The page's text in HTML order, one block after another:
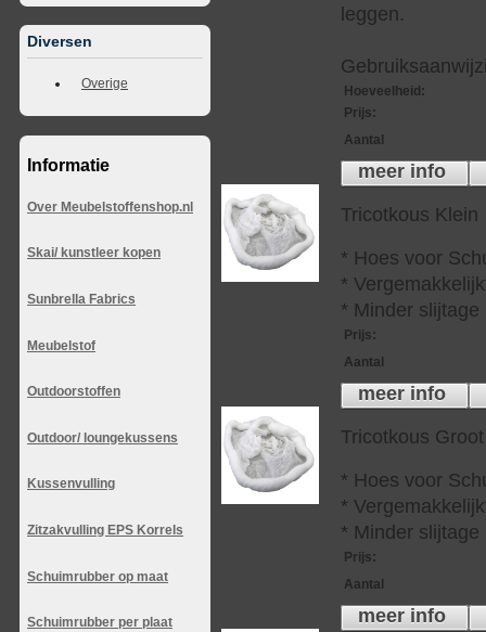
Diversen
Overige
Informatie
Over Meubelstoffenshop.nl
Skai/ kunstleer kopen
Sunbrella Fabrics
Meubelstof
Outdoorstoffen
Outdoor/ loungekussens
Kussenvulling
Zitzakvulling EPS Korrels
Schuimrubber op maat
Schuimrubber per plaat
leggen.
Hoeveelheid :
Prijs:
Aantal
meer info
Tricotkous Klein
* Hoes voor
*
* Minder slijtage
Prijs:
Aantal
meer info
Tricotkous Groot
* Hoes voor
*
* Minder slijtage
Prijs:
Aantal
meer info